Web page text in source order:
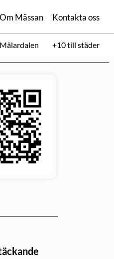
Om Mässan Kontakta oss
Mälardalen +10 till städer